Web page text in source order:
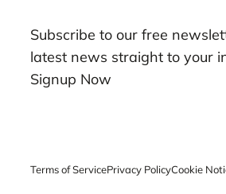
Subscribe to our free
latest news straight to your
Signup Now
Terms of ServicePrivacy PolicyCookie